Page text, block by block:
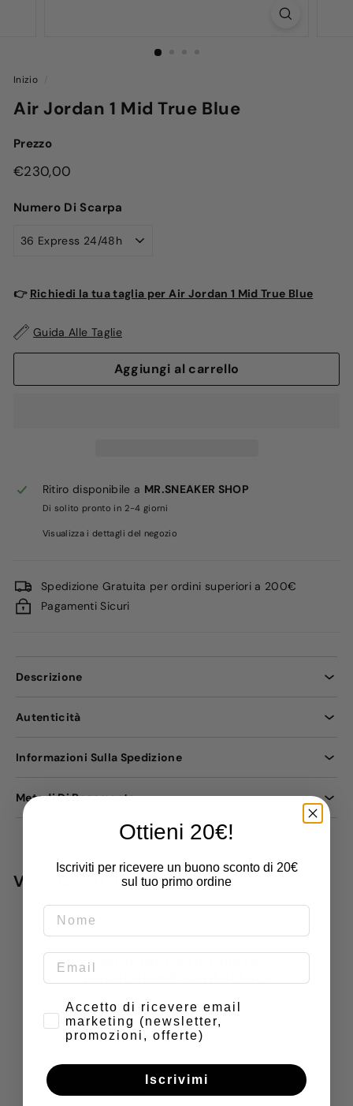
Inizio
Air Jordan 1 Mid True Blue
Prezzo
Prezzo
listino
€230,00
Numero Di Scarpa
👉 Richiedi la tua taglia per Air Jordan 1 Mid True Blue
Guida Alle Taglie
Aggiungi al carrello
Ritiro disponibile a MR.SNEAKER SHOP
Di solito pronto in 2-4 giorni
Visualizza i dettagli del negozio
Spedizione Gratuita per ordini superiori a 200€
Pagamenti Sicuri
Descrizione
Autenticità
Informazioni Sulla Spedizione
Metodi Di Pagamento
Visualizzati di recente
Hai dubbi o richieste
particolari? Contattaci
Nome
Indirizzo email
Ottieni 20€!
Iscriviti per ricevere un buono sconto di 20€
sul tuo primo ordine
Consenso
Accetto di ricevere email
marketing (newsletter,
promozioni, offerte)
Iscrivimi